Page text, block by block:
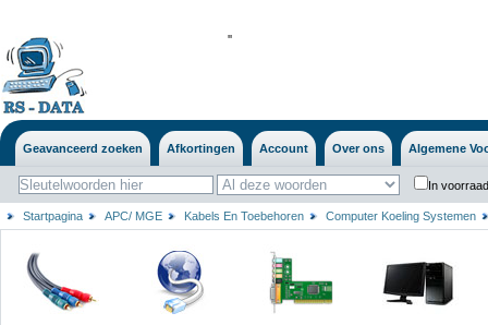
''
Geavanceerd zoeken Afkortingen Account Over ons Algemene
In
Startpagina APC/ MGE Kabels En Toebehoren Computer Koeling Systemen